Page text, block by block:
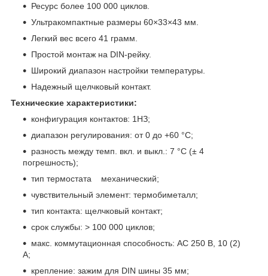
Ресурс более 100 000 циклов.
Ультракомпактные размеры 60×33×43 мм.
Легкий вес всего 41 грамм.
Простой монтаж на DIN-рейку.
Широкий диапазон настройки температуры.
Надежный щелчковый контакт.
Технические характеристики:
конфигурация контактов: 1НЗ;
диапазон регулирования: от 0 до +60 °С;
разность между темп. вкл. и выкл.: 7 °С (± 4
погрешность);
тип термостата механический;
чувствительный элемент: термобиметалл;
тип контакта: щелчковый контакт;
срок службы: > 100 000 циклов;
макс. коммутационная способность: AC 250 В, 10 (2)
A;
крепление: зажим для DIN шины 35 мм;